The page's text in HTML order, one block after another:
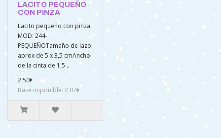
LACITO PEQUEÑO
CON PINZA
Lacito pequeño con pinza
MOD: 244-
PEQUEÑOTamaño de lazo
aprox de 5 x 3,5 cmAncho
de la cinta de 1,5 ..
2,50€
Base imponible: 2,07€